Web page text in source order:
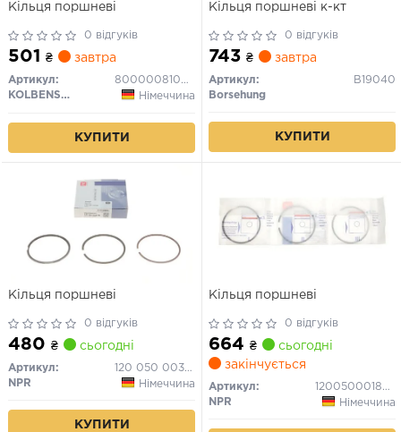
Кільця поршневі
0 відгуків
501 ₴ завтра
Артикул:
800000810025
KOLBENSCHMIDT
Німеччина
КУПИТИ
Кільця поршневі к-кт
0 відгуків
743 ₴ завтра
Артикул:
B19040
Borsehung
КУПИТИ
Кільця поршневі
0 відгуків
480 ₴ сьогодні
Артикул:
120 050 0038 00
NPR
Німеччина
КУПИТИ
Кільця поршневі
0 відгуків
664 ₴
сьогодні
закінчується
Артикул:
120050001800
NPR
Німеччина